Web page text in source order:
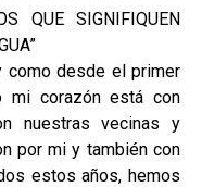
QUE SIGNIFIQUEN
como desde el primer
mi corazón está con
nuestras vecinas y
por mi y también con
estos años, hemos